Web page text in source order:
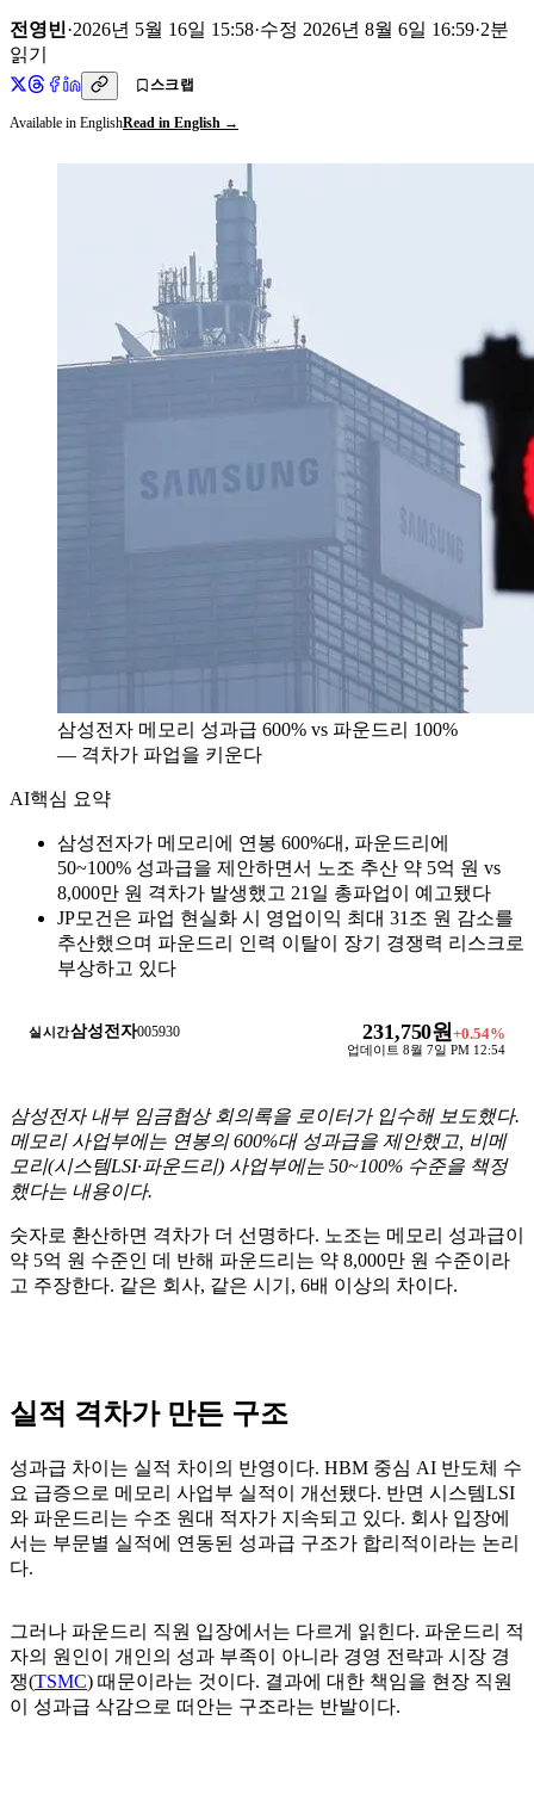
전영빈·2026년 5월 16일 15:58·수정 2026년 8월 6일 16:59·2분
읽기
스크랩
Available in EnglishRead in English →
삼성전자 메모리 성과급 600% vs 파운드리 100%
— 격차가 파업을 키운다
AI핵심 요약
삼성전자가 메모리에 연봉 600%대, 파운드리에
50~100% 성과급을 제안하면서 노조 추산 약 5억 원 vs
8,000만 원 격차가 발생했고 21일 총파업이 예고됐다
JP모건은 파업 현실화 시 영업이익 최대 31조 원 감소를
추산했으며 파운드리 인력 이탈이 장기 경쟁력 리스크로
부상하고 있다
실시간삼성전자005930 231,750원 +0.54%
업데이트 8월 7일 PM 12:54
삼성전자 내부 임금협상 회의록을 로이터가 입수해 보도했다.
메모리 사업부에는 연봉의 600%대 성과급을 제안했고, 비메
모리(시스템LSI·파운드리) 사업부에는 50~100% 수준을 책정
했다는 내용이다.
숫자로 환산하면 격차가 더 선명하다. 노조는 메모리 성과급이
약 5억 원 수준인 데 반해 파운드리는 약 8,000만 원 수준이라
고 주장한다. 같은 회사, 같은 시기, 6배 이상의 차이다.
실적 격차가 만든 구조
성과급 차이는 실적 차이의 반영이다. HBM 중심 AI 반도체 수
요 급증으로 메모리 사업부 실적이 개선됐다. 반면 시스템LSI
와 파운드리는 수조 원대 적자가 지속되고 있다. 회사 입장에
서는 부문별 실적에 연동된 성과급 구조가 합리적이라는 논리
다.
그러나 파운드리 직원 입장에서는 다르게 읽힌다. 파운드리 적
자의 원인이 개인의 성과 부족이 아니라 경영 전략과 시장 경
쟁(TSMC) 때문이라는 것이다. 결과에 대한 책임을 현장 직원
이 성과급 삭감으로 떠안는 구조라는 반발이다.